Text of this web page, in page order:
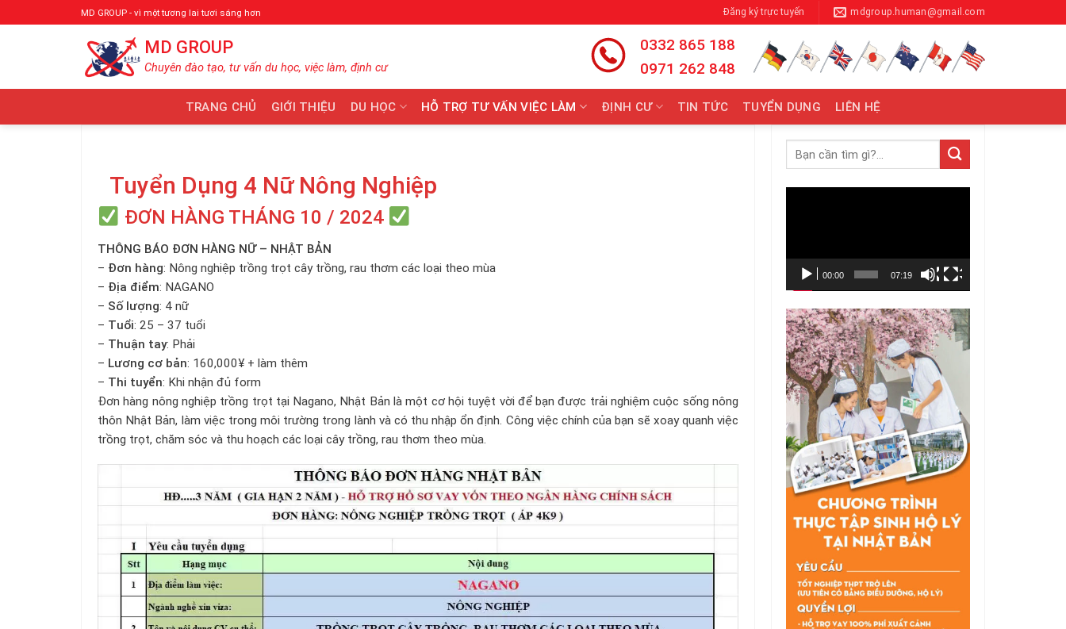
qua
MD GROUP - vì một tương lai tươi sáng hơn Đăng ký trực tuyến mdgroup.human@gmail.com
MD GROUP
Chuyên đào tạo, tư vấn du học, việc làm, định cư
0332 865 188
0971 262 848
TRANG CHỦ GIỚI THIỆU DU HỌC HỖ TRỢ TƯ VẤN VIỆC LÀM ĐỊNH CƯ TIN TỨC TUYỂN DỤNG LIÊN HỆ
Tuyển Dụng 4 Nữ Nông Nghiệp
ĐƠN HÀNG THÁNG 10 / 2024
THÔNG BÁO ĐƠN HÀNG NỮ – NHẬT BẢN
– Đơn hàng: Nông nghiệp trồng trọt cây trồng, rau thơm các loại theo mùa
– Địa điểm: NAGANO
– Số lượng: 4 nữ
– Tuổi: 25 – 37 tuổi
– Thuận tay: Phải
– Lương cơ bản: 160,000¥ + làm thêm
– Thi tuyển: Khi nhận đủ form
Đơn hàng nông nghiệp trồng trọt tại Nagano, Nhật Bản là một cơ hội tuyệt vời để bạn được trải nghiệm cuộc sống nông
thôn Nhật Bản, làm việc trong môi trường trong lành và có thu nhập ổn định. Công việc chính của bạn sẽ xoay quanh việc
trồng trọt, chăm sóc và thu hoạch các loại cây trồng, rau thơm theo mùa.
00:00 07:19